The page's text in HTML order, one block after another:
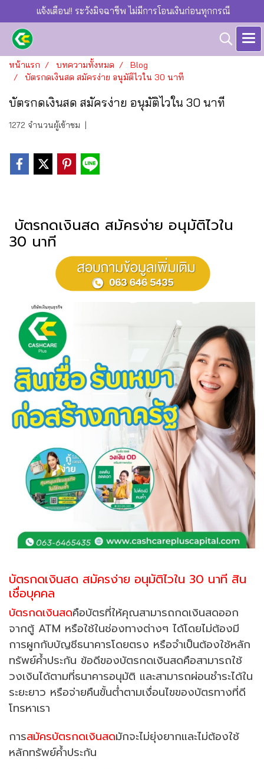
แจ้งเตือน!! ระวังมิจฉาชีพ ไม่มีการโอนเงินก่อนทุกกรณี
หน้าแรก บทความทั้งหมด
Blog
บัตรกดเงินสด สมัครง่าย อนุมัติไวใน 30 นาที
บัตรกดเงินสด สมัครง่าย อนุมัติไวใน 30 นาที
1272 จำนวนผู้เข้าชม |
บัตรกดเงินสด สมัครง่าย อนุมัติไวใน
30 นาที
บัตรกดเงินสด สมัครง่าย อนุมัติไวใน 30 นาที สิน
เชื่อบุคคล
บัตรกดเงินสดคือบัตรที่ให้คุณสามารถกดเงินสดออก
จากตู้ ATM หรือใช้ในช่องทางต่างๆ ได้โดยไม่ต้องมี
การผูกกับบัญชีธนาคารโดยตรง หรือจำเป็นต้องใช้หลัก
ทรัพย์ค้ำประกัน ข้อดีของบัตรกดเงินสดคือสามารถใช้
วงเงินได้ตามที่ธนาคารอนุมัติ และสามารถผ่อนชำระได้ใน
ระยะยาว หรือจ่ายคืนขั้นต่ำตามเงื่อนไขของบัตรทางที่ดี
โทรหาเรา
การสมัครบัตรกดเงินสดมักจะไม่ยุ่งยากและไม่ต้องใช้
หลักทรัพย์ค้ำประกัน